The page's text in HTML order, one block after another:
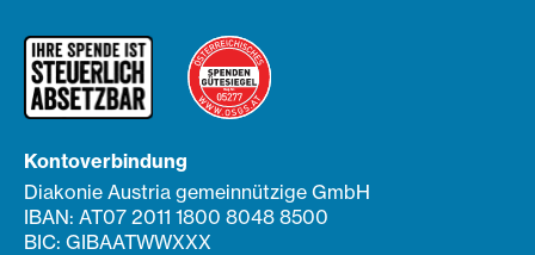
Kontoverbindung
Diakonie Austria gemeinnützige GmbH
IBAN: AT07 2011 1800 8048 8500
BIC: GIBAATWWXXX